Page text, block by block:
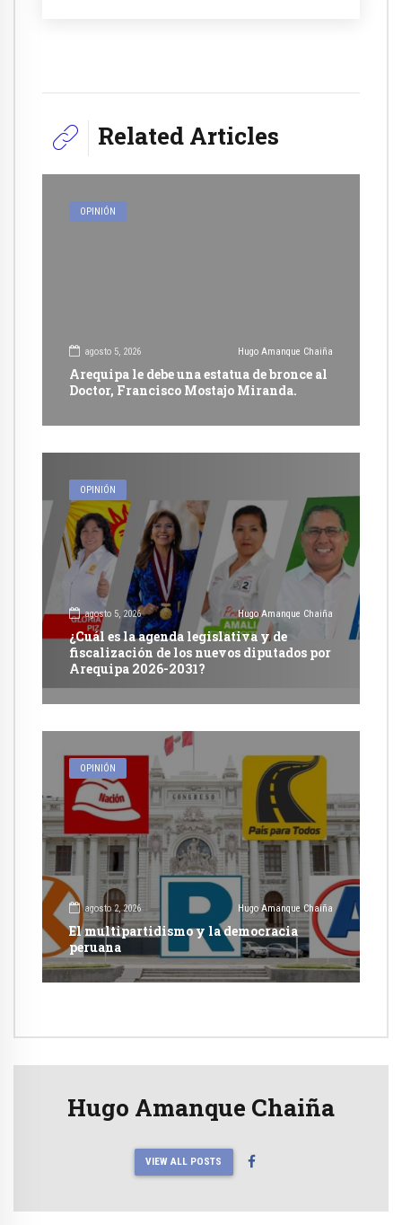
Related Articles
OPINIÓN
agosto 5, 2026 Hugo Amanque Chaiña
Arequipa le debe una estatua de bronce al
Doctor, Francisco Mostajo Miranda.
OPINIÓN
agosto 5, 2026 Hugo Amanque Chaiña
¿Cuál es la agenda legislativa y de
fiscalización de los nuevos diputados por
Arequipa 2026-2031?
OPINIÓN
agosto 2, 2026 Hugo Amanque Chaiña
El multipartidismo y la democracia
peruana
Hugo Amanque Chaiña
VIEW ALL POSTS